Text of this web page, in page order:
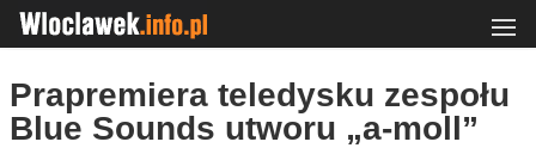
Prapremiera teledysku zespołu
Blue Sounds utworu „a-moll”